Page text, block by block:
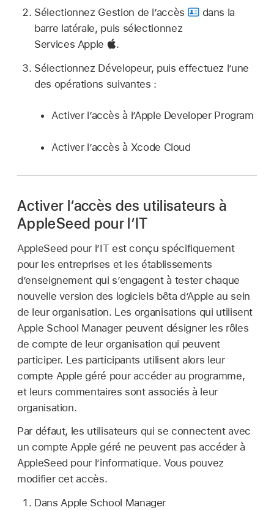
Sélectionnez Gestion de l’accès
dans la
barre latérale, puis sélectionnez
Services Apple
.
Sélectionnez Dévelopeur, puis effectuez l’une
des opérations suivantes :
Activer l’accès à l’Apple Developer Program
Activer l’accès à Xcode Cloud
Activer l’accès des utilisateurs à
AppleSeed pour l’IT
AppleSeed pour l’IT est conçu spécifiquement
pour les entreprises et les établissements
d’enseignement qui s’engagent à tester chaque
nouvelle version des logiciels bêta d’Apple au sein
de leur organisation. Les organisations qui utilisent
Apple School Manager peuvent désigner les rôles
de compte de leur organisation qui peuvent
participer. Les participants utilisent alors leur
compte Apple géré pour accéder au programme,
et leurs commentaires sont associés à leur
organisation.
Par défaut, les utilisateurs qui se connectent avec
un compte Apple géré ne peuvent pas accéder à
AppleSeed pour l’informatique. Vous pouvez
modifier cet accès.
Dans Apple School Manager